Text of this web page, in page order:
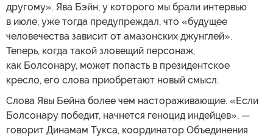
другому». Ява Бэйн, у которого мы брали интервью
в июле, уже тогда предупреждал, что «будущее
человечества зависит от амазонских джунглей».
Теперь, когда такой зловещий персонаж,
как Болсонару, может попасть в президентское
кресло, его слова приобретают новый смысл.
Слова Явы Бейна более чем настораживающие. «Если
Болсонару победит, начнется геноцид индейцев», —
говорит Динамам Тукса, координатор Объединения